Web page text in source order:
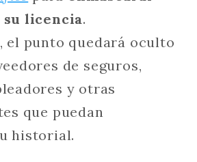
licencia.
el punto quedará oculto
de seguros,
y otras
que puedan
historial.